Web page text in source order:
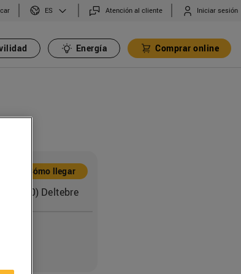
ES Atención al cliente Iniciar sesión
Energía Comprar online
Cómo llegar
Deltebre